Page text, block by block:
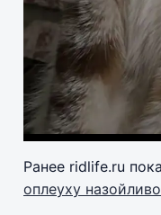
Ранее ridlife.ru
оплеуху